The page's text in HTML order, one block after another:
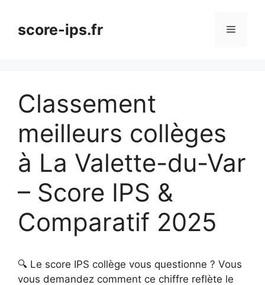
contenuscore-ips.fr Menu
Classement
meilleurs collèges
à La Valette-du-Var
– Score IPS &
Comparatif 2025
🔍 Le score IPS collège vous questionne ? Vous
vous demandez comment ce chiffre reflète le